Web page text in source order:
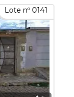
Lote nº 0141